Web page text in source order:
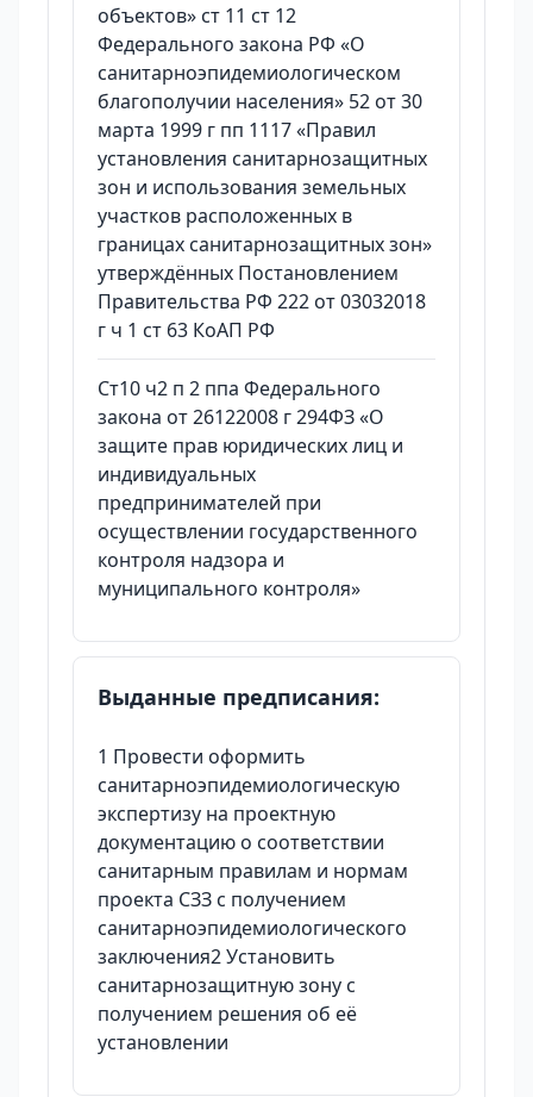
объектов» ст 11 ст 12
Федерального закона РФ «О
санитарноэпидемиологическом
благополучии населения» 52 от 30
марта 1999 г пп 1117 «Правил
установления санитарнозащитных
зон и использования земельных
участков расположенных в
границах санитарнозащитных зон»
утверждённых Постановлением
Правительства РФ 222 от 03032018
г ч 1 ст 63 КоАП РФ
Ст10 ч2 п 2 ппа Федерального
закона от 26122008 г 294ФЗ «О
защите прав юридических лиц и
индивидуальных
предпринимателей при
осуществлении государственного
контроля надзора и
муниципального контроля»
Выданные предписания:
1 Провести оформить
санитарноэпидемиологическую
экспертизу на проектную
документацию о соответствии
санитарным правилам и нормам
проекта СЗЗ с получением
санитарноэпидемиологического
заключения2 Установить
санитарнозащитную зону с
получением решения об её
установлении